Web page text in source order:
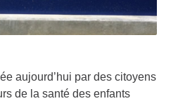
aujourd’hui par des citoyens
de la santé des enfants